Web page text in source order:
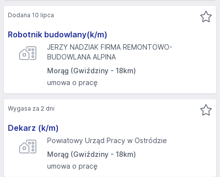
Robotnik budowlany(k/m)
JERZY NADZIAK FIRMA REMONTOWO-
BUDOWLANA ALPINA
Morąg (Gwiździny - 18km)
umowa o pracę
Dodana 10 lipca
Dekarz (k/m)
Powiatowy Urząd Pracy w Ostródzie
Morąg (Gwiździny - 18km)
umowa o pracę
Wygasa za 2 dni